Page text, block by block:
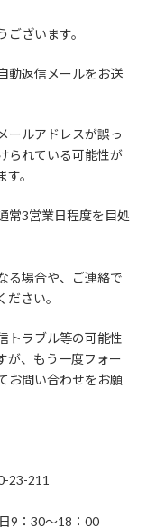
ざいます。
動返信メールをお送
ールアドレスが誤っ
られている可能性が
。
常3営業日程度を目処
る場合や、ご連絡で
さい。
トラブル等の可能性
が、もう一度フォー
お問い合わせをお願
23-211
9：30～18：00